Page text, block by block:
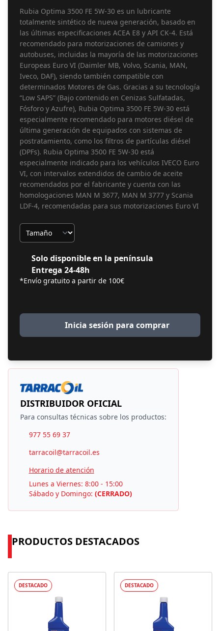
Rubia Optima 3500 FE 5W-30 es un lubricante
totalmente sintético de nueva generación, basado en
las últimas especificaciones ACEA E8 y API CK-4. Está
recomendado para motorizaciones de camiones y
autobuses, incluidas la mayoría de las motorizaciones
Europeas Euro VI (Daimler MB, Volvo, Scania, MAN,
Iveco, DAF), siendo también compatible con
determinados Motores de Gas. Gracias a su tecnología
“Low SAPS” (Bajo contenido en Cenizas Sulfatadas,
Fósforo y Azufre), Rubia Optima 3500 FE 5W-30 está
especialmente recomendado para motores diésel de
última generación de equipados con sistemas de
postratamiento, como los filtros de partículas diésel
(DPFs). Rubia Optima 3500 FE 5W-30 está
especialmente indicado para los vehículos IVECO Euro
VI, con intervalos extendidos de cambio de aceite
recomendados por el fabricante y cuenta con las
homologaciones MAN M 3677, MAN M 3777 y Scania
LDF-4, recomendadas para sus motorizaciones Euro VI
Tamaño
Solo disponible en la península
Entrega 24-48h
*Envío gratuito a partir de 100€
Inicia sesión para comprar
DISTRIBUIDOR OFICIAL
Para consultas técnicas sobre los productos:
977 55 69 37
tarracoil@tarracoil.es
Horario de atención
Lunes a Viernes: 8:00 - 15:00
Sábado y Domingo: (CERRADO)
PRODUCTOS DESTACADOS
DESTACADO DESTACADO